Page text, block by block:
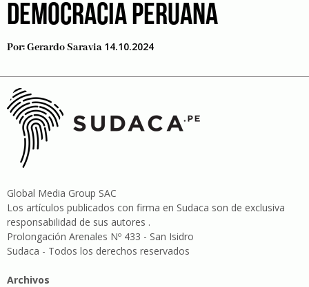
DEMOCRACIA PERUANA
Por:Gerardo Saravia 14.10.2024
Global Media Group SAC
Los artículos publicados con firma en Sudaca son de exclusiva
responsabilidad de sus autores .
Prolongación Arenales Nº 433 - San Isidro
Sudaca - Todos los derechos reservados
Archivos